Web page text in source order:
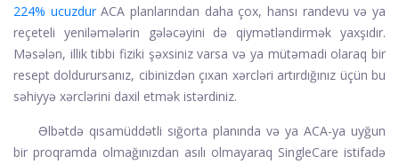
224% ucuzdur ACA planlarından daha çox, hansı randevu və ya
reçeteli yeniləmələrin gələcəyini də qiymətləndirmək yaxşıdır.
Məsələn, illik tibbi fiziki şəxsiniz varsa və ya mütəmadi olaraq bir
resept doldurursanız, cibinizdən çıxan xərcləri artırdığınız üçün bu
səhiyyə xərclərini daxil etmək istərdiniz.
Əlbətdə qısamüddətli sığorta planında və ya ACA-ya uyğun
bir proqramda olmağınızdan asılı olmayaraq SingleCare istifadə